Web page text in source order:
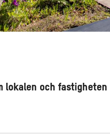
lokalen och fastigheten